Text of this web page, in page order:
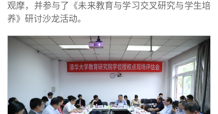
观摩，并参与了《未来教育与学习交叉研究与学生培
养》研讨沙龙活动。